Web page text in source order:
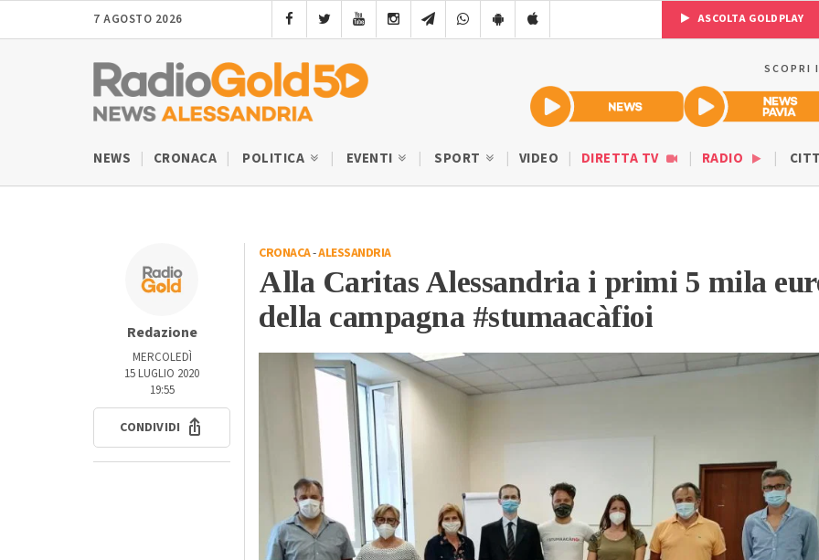
7 AGOSTO 2026 ASCOLTA GOLDPLAY
SCOPRI
NEWS CRONACA POLITICA EVENTI SPORT VIDEO DIRETTA TV RADIO
Redazione
MERCOLEDÌ
15 LUGLIO 2020
19:55
CONDIVIDI
CRONACA-ALESSANDRIA
Alla Caritas Alessandria i primi 5 mila
della campagna #stumaacàfioi